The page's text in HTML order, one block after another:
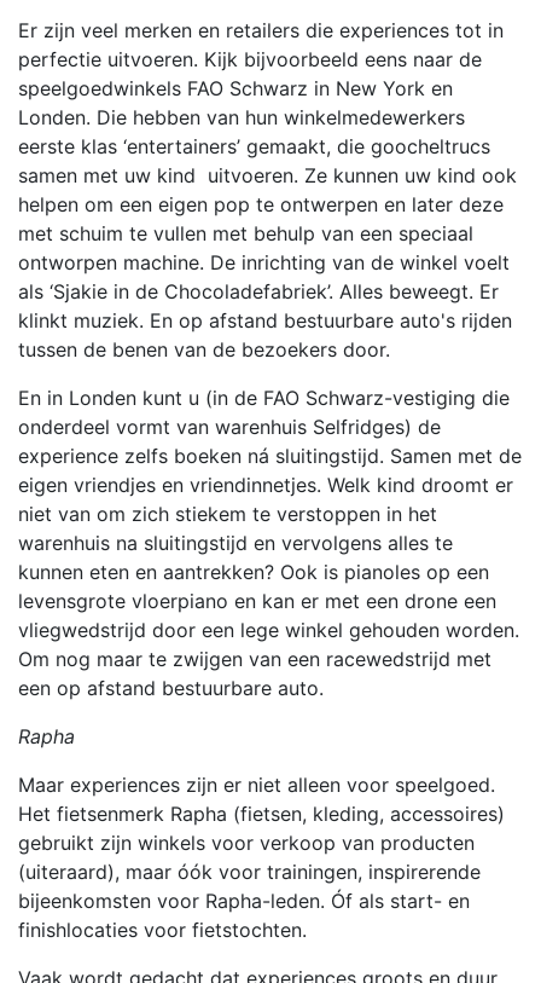
Er zijn veel merken en retailers die experiences tot in
perfectie uitvoeren. Kijk bijvoorbeeld eens naar de
speelgoedwinkels FAO Schwarz in New York en
Londen. Die hebben van hun winkelmedewerkers
eerste klas ‘entertainers’ gemaakt, die goocheltrucs
samen met uw kind uitvoeren. Ze kunnen uw kind ook
helpen om een eigen pop te ontwerpen en later deze
met schuim te vullen met behulp van een speciaal
ontworpen machine. De inrichting van de winkel voelt
als ‘Sjakie in de Chocoladefabriek’. Alles beweegt. Er
klinkt muziek. En op afstand bestuurbare auto's rijden
tussen de benen van de bezoekers door.
En in Londen kunt u (in de FAO Schwarz-vestiging die
onderdeel vormt van warenhuis Selfridges) de
experience zelfs boeken ná sluitingstijd. Samen met de
eigen vriendjes en vriendinnetjes. Welk kind droomt er
niet van om zich stiekem te verstoppen in het
warenhuis na sluitingstijd en vervolgens alles te
kunnen eten en aantrekken? Ook is pianoles op een
levensgrote vloerpiano en kan er met een drone een
vliegwedstrijd door een lege winkel gehouden worden.
Om nog maar te zwijgen van een racewedstrijd met
een op afstand bestuurbare auto.
Rapha
Maar experiences zijn er niet alleen voor speelgoed.
Het fietsenmerk Rapha (fietsen, kleding, accessoires)
gebruikt zijn winkels voor verkoop van producten
(uiteraard), maar óók voor trainingen, inspirerende
bijeenkomsten voor Rapha-leden. Óf als start- en
finishlocaties voor fietstochten.
Vaak wordt gedacht dat experiences groots en duur